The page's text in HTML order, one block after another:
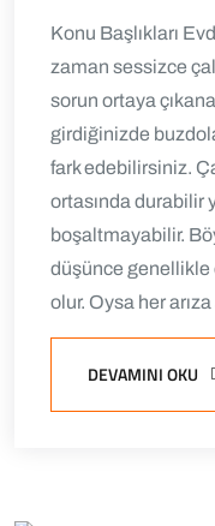
Konu Başlıkları
zaman sessizce
sorun ortaya
girdiğinizde
fark edebilirsiniz.
ortasında durabilir
boşaltmayabilir.
düşünce genellikle
olur. Oysa her
DEVAMINI OKU